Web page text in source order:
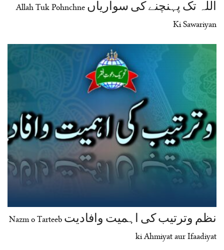
اللہ تک پہنچنے کی سواریاں Allah Tuk Pohnchne
Ki Sawariyan
نظم وترتیب کی اہمیت وافادیت Nazm o Tarteeb
ki Ahmiyat aur Ifaadiyat